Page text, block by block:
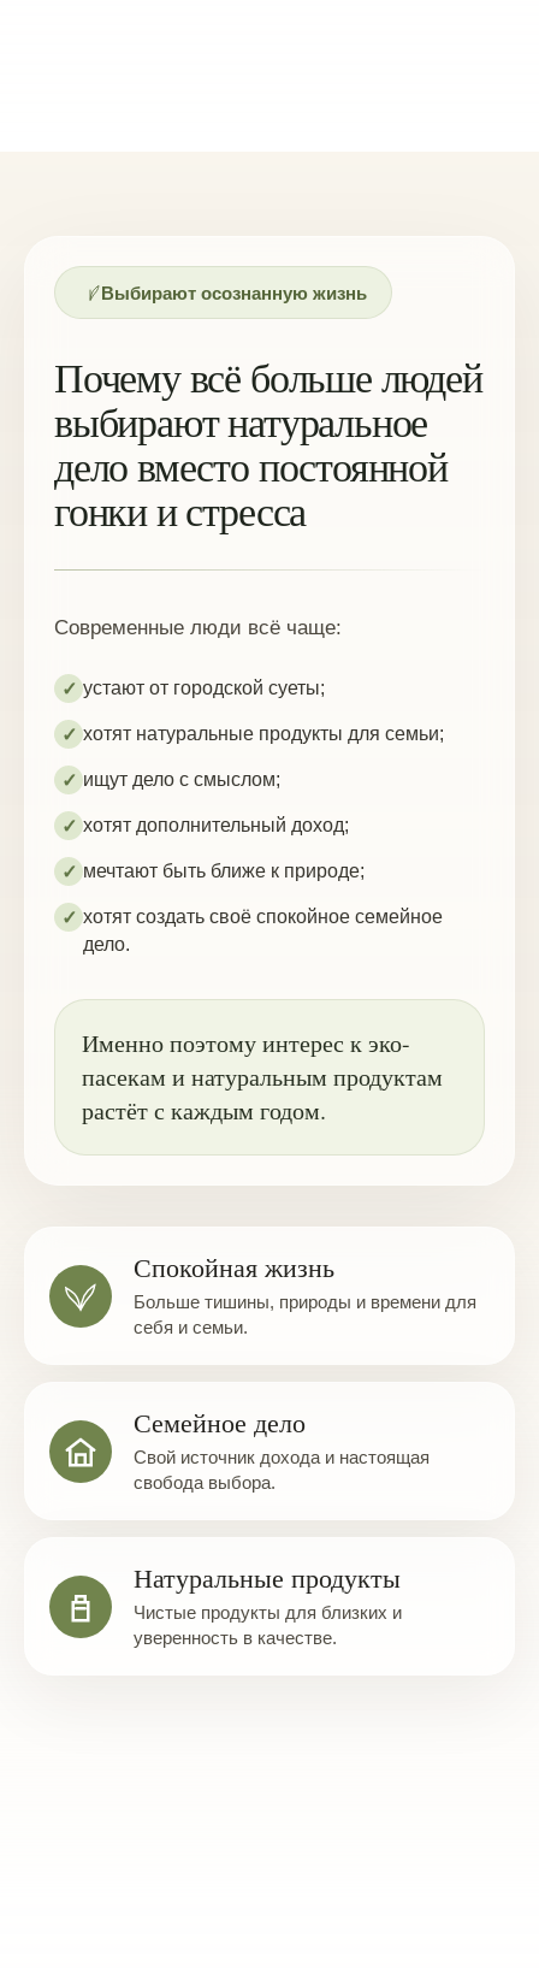
Выбирают осознанную жизнь
Почему всё больше людей
выбирают натуральное
дело вместо постоянной
гонки и стресса
Современные люди всё чаще:
✓ устают от городской суеты;
✓ хотят натуральные продукты для семьи;
✓ ищут дело с смыслом;
✓ хотят дополнительный доход;
✓ мечтают быть ближе к природе;
✓ хотят создать своё спокойное семейное
дело.
Именно поэтому интерес к эко-
пасекам и натуральным продуктам
растёт с каждым годом.
Спокойная жизнь
Больше тишины, природы и времени для
себя и семьи.
Семейное дело
Свой источник дохода и настоящая
свобода выбора.
Натуральные продукты
Чистые продукты для близких и
уверенность в качестве.